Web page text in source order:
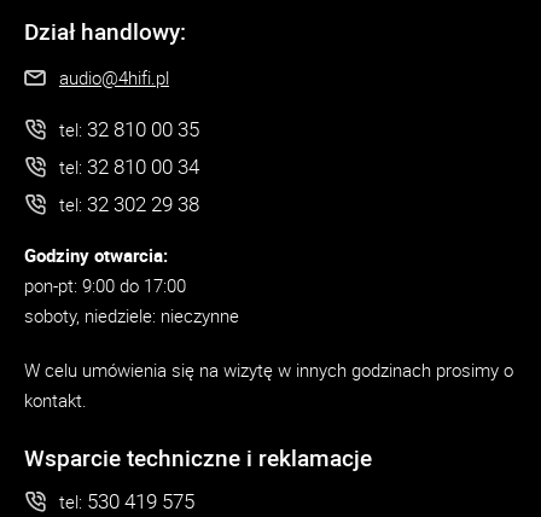
Dział handlowy:
audio@4hifi.pl
tel: 32 810 00 35
tel: 32 810 00 34
tel: 32 302 29 38
Godziny otwarcia:
pon-pt: 9:00 do 17:00
soboty, niedziele: nieczynne
W celu umówienia się na wizytę w innych godzinach prosimy o
kontakt.
Wsparcie techniczne i reklamacje
tel: 530 419 575